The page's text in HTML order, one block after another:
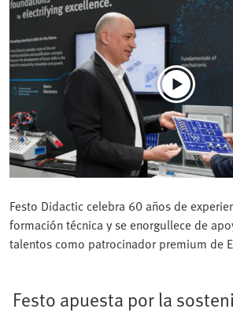
Festo Didactic celebra 60 años de
formación técnica y se enorgullece de
talentos como patrocinador premium de
Festo apuesta por la